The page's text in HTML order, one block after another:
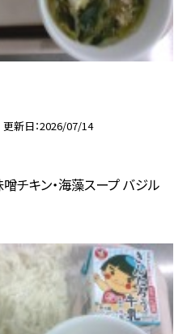
更新日 2026/07/14
噌チキン・海藻スープ バジル